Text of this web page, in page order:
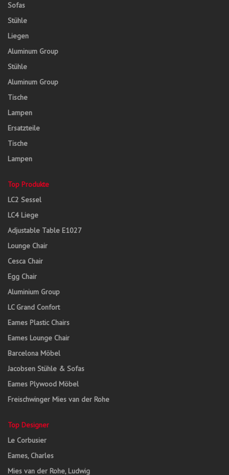
Sofas
Stühle
Liegen
Aluminum Group
Stühle
Aluminum Group
Tische
Lampen
Ersatzteile
Tische
Lampen
Top Produkte
LC2 Sessel
LC4 Liege
Adjustable Table E1027
Lounge Chair
Cesca Chair
Egg Chair
Aluminium Group
LC Grand Confort
Eames Plastic Chairs
Eames Lounge Chair
Barcelona Möbel
Jacobsen Stühle & Sofas
Eames Plywood Möbel
Freischwinger Mies van der Rohe
Top Designer
Le Corbusier
Eames, Charles
Mies van der Rohe, Ludwig